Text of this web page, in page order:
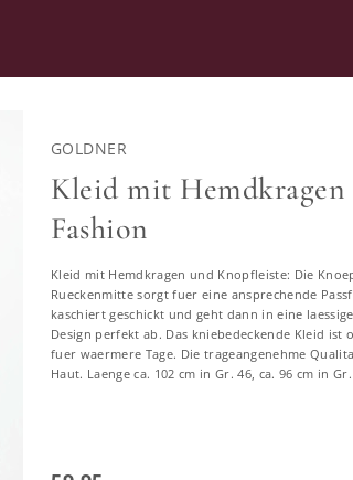
in großen
585 ERGEBNISSE
GOLDNER
Kleid mit
Fashion
Kleid mit Hemdkragen und Knopfleiste: Die
Rueckenmitte sorgt fuer eine ansprechende
kaschiert geschickt und geht dann in eine
Design perfekt ab. Das kniebedeckende Kleid
fuer waermere Tage. Die trageangenehme
Haut. Laenge ca. 102 cm in Gr. 46, ca. 96 cm in Gr.